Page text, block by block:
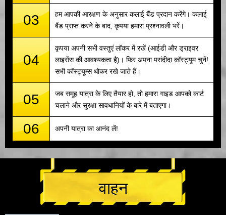
03
हम आपकी आरक्षण के अनुसार कलाई बैंड प्रदान करेंगे। कलाई
बैंड प्राप्त करने के बाद, कृपया हमारा प्रश्नावली भरें।
04
कृपया अपनी सभी वस्तुएं लॉकर में रखें (आईडी और ड्राइवर
लाइसेंस की आवश्यकता है)। फिर अपना पसंदीदा कॉस्ट्यूम चुनें!
सभी कॉस्ट्यूम्स धोकर रखे जाते हैं।
05
जब समूह यात्रा के लिए तैयार हो, तो हमारा गाइड आपको कार्ट
चलाने और सुरक्षा सावधानियों के बारे में बताएगा।
06 अपनी यात्रा का आनंद लें!
वाहन